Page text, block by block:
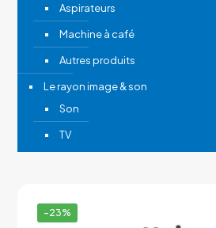
Aspirateurs
Machine à café
Autres produits
Le rayon image & son
Son
TV
-23%